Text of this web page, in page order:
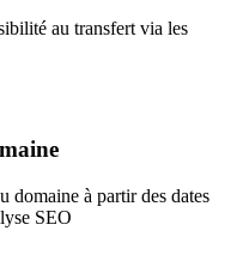
au transfert via les
domaine à partir des dates
SEO